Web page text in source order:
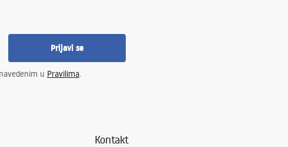
Prijavi se
u Pravilima.
Kontakt